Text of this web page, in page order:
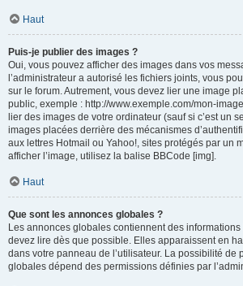
Haut
Puis-je publier des images ?
Oui, vous pouvez afficher des images dans vos
l’administrateur a autorisé les fichiers joints, vous
sur le forum. Autrement, vous devez lier une image
public, exemple : http://www.exemple.com/mon-
lier des images de votre ordinateur (sauf si c’est un
images placées derrière des mécanismes
aux lettres Hotmail ou Yahoo!, sites protégés par un
afficher l’image, utilisez la balise BBCode [img].
Haut
Que sont les annonces globales ?
Les annonces globales contiennent des
devez lire dès que possible. Elles apparaissent en
dans votre panneau de l’utilisateur. La possibilité de
globales dépend des permissions définies par